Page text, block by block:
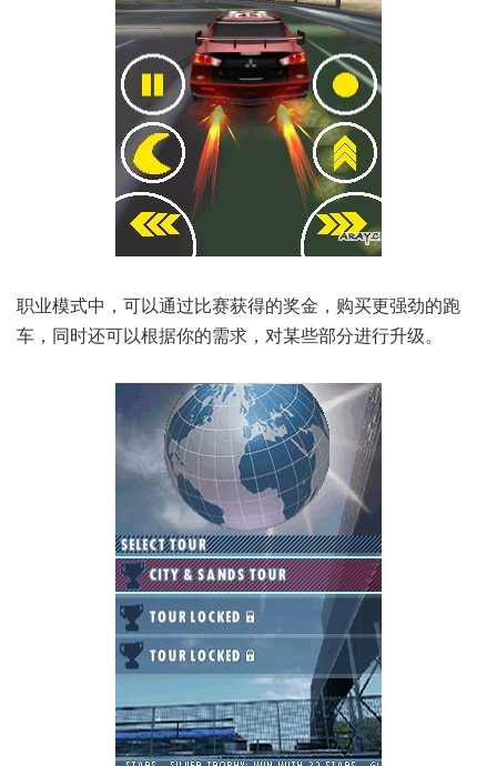
职业模式中，可以通过比赛获得的奖金，购买更强劲的跑
车，同时还可以根据你的需求，对某些部分进行升级。